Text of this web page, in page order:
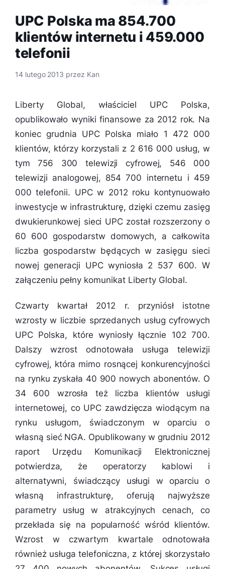
UPC Polska ma 854.700
klientów internetu i 459.000
telefonii
14 lutego 2013 przez Kan
Liberty Global, właściciel UPC Polska,
opublikowało wyniki finansowe za 2012 rok. Na
koniec grudnia UPC Polska miało 1 472 000
klientów, którzy korzystali z 2 616 000 usług, w
tym 756 300 telewizji cyfrowej, 546 000
telewizji analogowej, 854 700 internetu i 459
000 telefonii. UPC w 2012 roku kontynuowało
inwestycje w infrastrukturę, dzięki czemu zasięg
dwukierunkowej sieci UPC został rozszerzony o
60 600 gospodarstw domowych, a całkowita
liczba gospodarstw będących w zasięgu sieci
nowej generacji UPC wyniosła 2 537 600. W
załączeniu pełny komunikat Liberty Global.
Czwarty kwartał 2012 r. przyniósł istotne
wzrosty w liczbie sprzedanych usług cyfrowych
UPC Polska, które wyniosły łącznie 102 700.
Dalszy wzrost odnotowała usługa telewizji
cyfrowej, która mimo rosnącej konkurencyjności
na rynku zyskała 40 900 nowych abonentów. O
34 600 wzrosła też liczba klientów usługi
internetowej, co UPC zawdzięcza wiodącym na
rynku usługom, świadczonym w oparciu o
własną sieć NGA. Opublikowany w grudniu 2012
raport Urzędu Komunikacji Elektronicznej
potwierdza, że operatorzy kablowi i
alternatywni, świadczący usługi w oparciu o
własną infrastrukturę, oferują najwyższe
parametry usług w atrakcyjnych cenach, co
przekłada się na popularność wśród klientów.
Wzrost w czwartym kwartale odnotowała
również usługa telefoniczna, z której skorzystało